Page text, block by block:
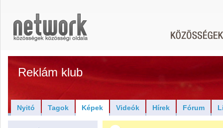
Reklám klub
Nyitó Tagok Képek Videók Hírek Fórum